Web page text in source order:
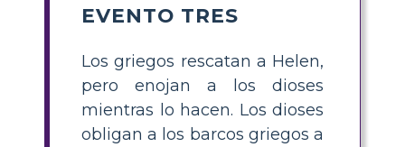
EVENTO TRES
Los griegos rescatan a Helen,
pero enojan a los dioses
mientras lo hacen. Los dioses
obligan a los barcos griegos a